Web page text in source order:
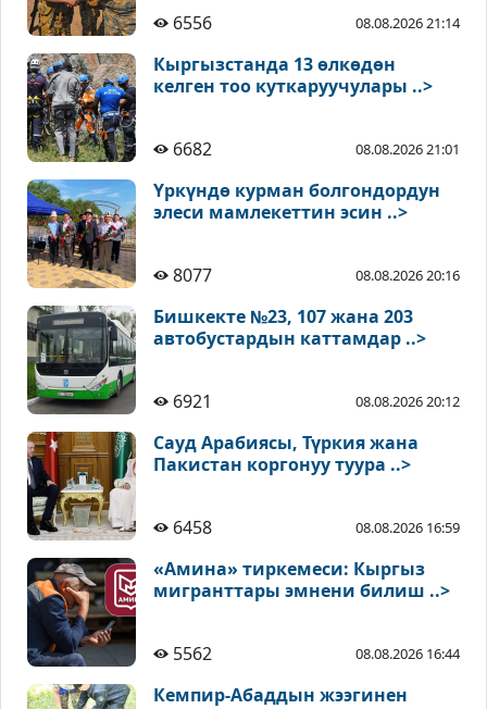
6556
08.08.2026 21:14
Кыргызстанда 13 өлкөдөн
келген тоо куткаруучулары ..>
6682 08.08.2026 21:01
Үркүндө курман болгондордун
элеси мамлекеттин эсин ..>
8077 08.08.2026 20:16
Бишкекте №23, 107 жана 203
автобустардын каттамдар ..>
6921 08.08.2026 20:12
Сауд Арабиясы, Түркия жана
Пакистан коргонуу туура ..>
6458 08.08.2026 16:59
«Амина» тиркемеси: Кыргыз
мигранттары эмнени билиш ..>
5562 08.08.2026 16:44
Кемпир-Абаддын жээгинен